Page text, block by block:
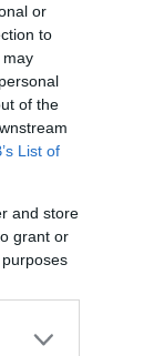
or
to
may
of the
List of
and store
grant or
PÁLYA